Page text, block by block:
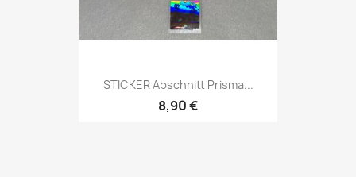
STICKER Abschnitt Prisma...
8,90 €